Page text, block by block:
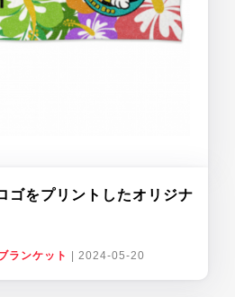
ゴをプリントしたオリジナ
ランケット 2024-05-20